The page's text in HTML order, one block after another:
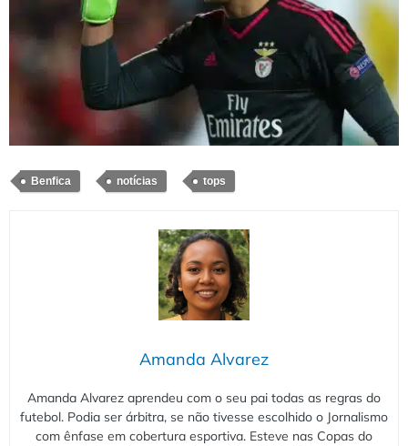
Benfica notícias tops
Amanda Alvarez
Amanda Alvarez aprendeu com o seu pai todas as regras do
futebol. Podia ser árbitra, se não tivesse escolhido o Jornalismo
com ênfase em cobertura esportiva. Esteve nas Copas do